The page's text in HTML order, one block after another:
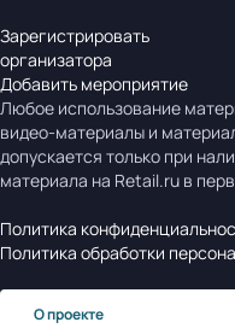
Зарегистрировать
организатора
Добавить мероприятие
Любое использование
видео-материалы и
допускается только при
материала на Retail.ru в
Политика
Политика обработки
О проекте